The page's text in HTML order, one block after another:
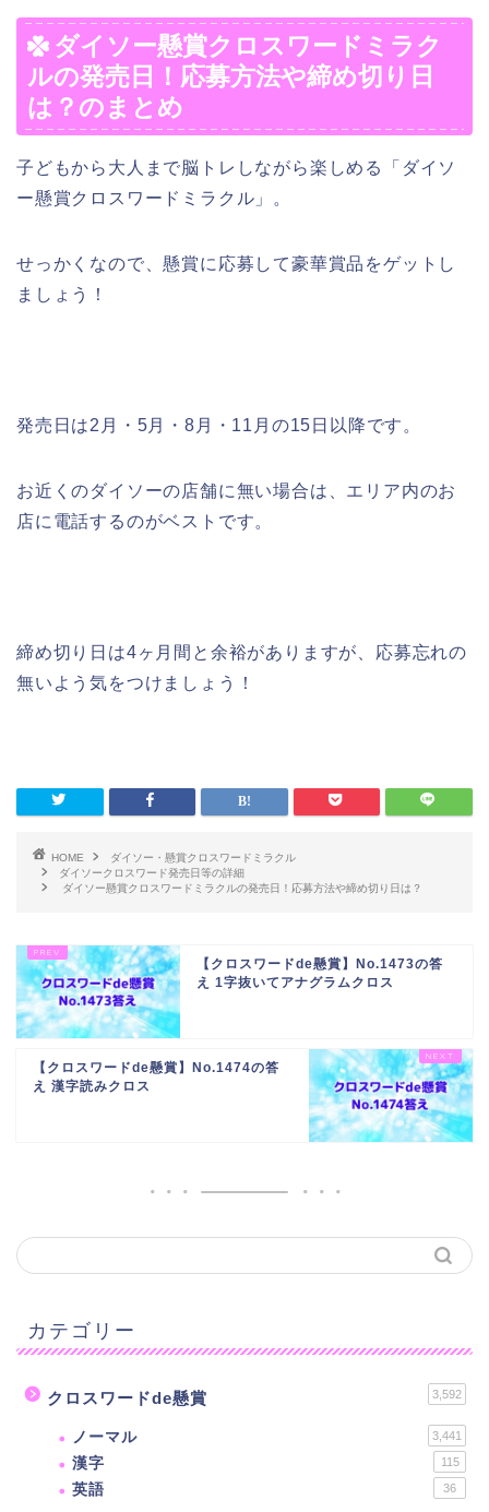
ダイソー懸賞クロスワードミラク
ルの発売日！応募方法や締め切り日
は？のまとめ
子どもから大人まで脳トレしながら楽しめる「ダイソ
ー懸賞クロスワードミラクル」。
せっかくなので、懸賞に応募して豪華賞品をゲットし
ましょう！
発売日は2月・5月・8月・11月の15日以降です。
お近くのダイソーの店舗に無い場合は、エリア内のお
店に電話するのがベストです。
締め切り日は4ヶ月間と余裕がありますが、応募忘れの
無いよう気をつけましょう！
HOME
ダイソー・懸賞クロスワードミラクル
ダイソークロスワード発売日等の詳細
ダイソー懸賞クロスワードミラクルの発売日！応募方法や締め切り日は？
【クロスワードde懸賞】No.1473の答
え 1字抜いてアナグラムクロス
【クロスワードde懸賞】No.1474の答
え 漢字読みクロス
カテゴリー
クロスワードde懸賞 3,592
ノーマル 3,441
漢字 115
英語 36